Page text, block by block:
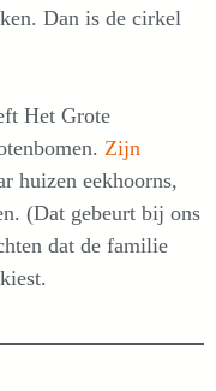
Dan is de cirkel
Het Grote
Zijn
huizen eekhoorns,
(Dat gebeurt bij ons
dat de familie